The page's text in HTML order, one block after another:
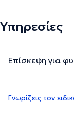
Υπηρεσίες
Επίσκεψη για
Γνωρίζεις τον